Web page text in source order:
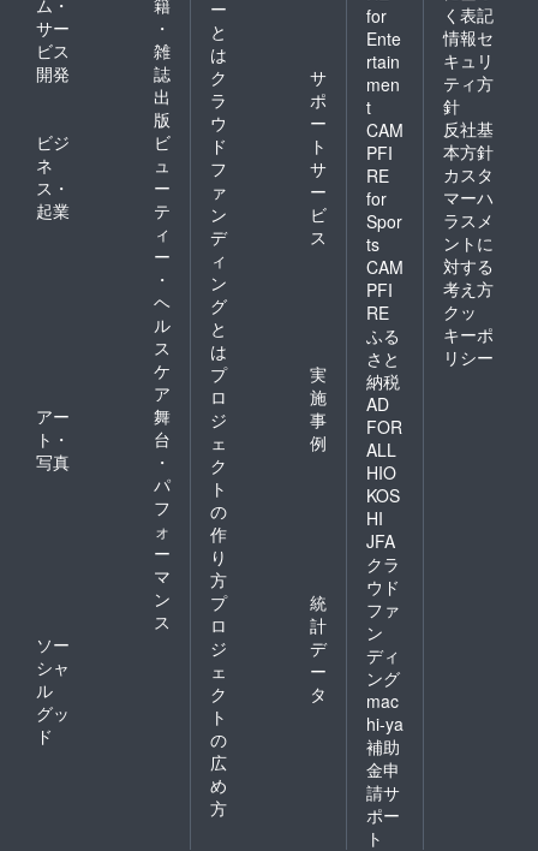
サー
ビス
開発
・
雑
誌
出
版
ビジ
ネ
ス・
起業
ビ
ュ
ー
テ
ィ
ー
・
ヘ
ル
ス
ケ
ア
アー
ト・
写真
舞
台
・
パ
フ
ォ
ー
マ
ン
ス
ソー
シャ
ル
グッ
ド
ー
と
は
ク
ラ
ウ
ド
フ
ァ
ン
デ
ィ
ン
グ
と
は
サ
ポ
ー
ト
サ
ー
ビ
ス
プ
ロ
ジ
ェ
ク
ト
の
作
り
方
実
施
事
例
プ
ロ
ジ
ェ
ク
ト
の
広
め
方
統
計
デ
ー
タ
for
Ente
rtain
men
t
CAM
PFI
RE
for
Spor
ts
CAM
PFI
RE
ふる
さと
納税
AD
FOR
ALL
HIO
KOS
HI
JFA
クラ
ウド
ファ
ン
ディ
ング
mac
hi-ya
補助
金申
請サ
ポー
ト
く表記
情報セ
キュリ
ティ方
針
反社基
本方針
カスタ
マーハ
ラスメ
ントに
対する
考え方
クッ
キーポ
リシー